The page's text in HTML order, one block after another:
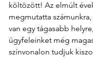
költözött! Az elmúlt
megmutatta
van egy tágasabb
ügyfeleinket még
színvonalon tudjuk